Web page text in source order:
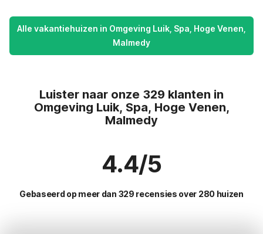
Alle vakantiehuizen in Omgeving Luik, Spa, Hoge Venen,
Malmedy
Luister naar onze 329 klanten in
Omgeving Luik, Spa, Hoge Venen,
Malmedy
4.4/5
Gebaseerd op meer dan 329 recensies over 280 huizen